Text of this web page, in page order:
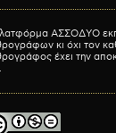
ΑΣΣΟΔΥΟ
κι όχι τον
έχει την